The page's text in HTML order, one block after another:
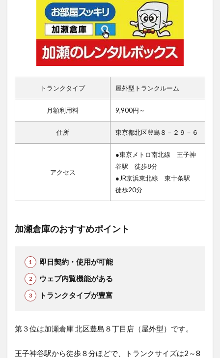
トランクタイプ 屋外型トランクルーム
月額利用料 9,900円～
住所 東京都北区豊島８－２９－６
アクセス
●東京メトロ南北線 王子神
谷駅 徒歩8分
●JR京浜東北線 東十条駅
徒歩20分
加瀬倉庫のおすすめポイント
即日契約・使用が可能
ウェブ内覧機能がある
トランクタイプが豊富
第３位は加瀬倉庫 北区豊島８丁目店（屋外型）です。
王子神谷駅から徒歩８分ほどで、トランクサイズは2～8